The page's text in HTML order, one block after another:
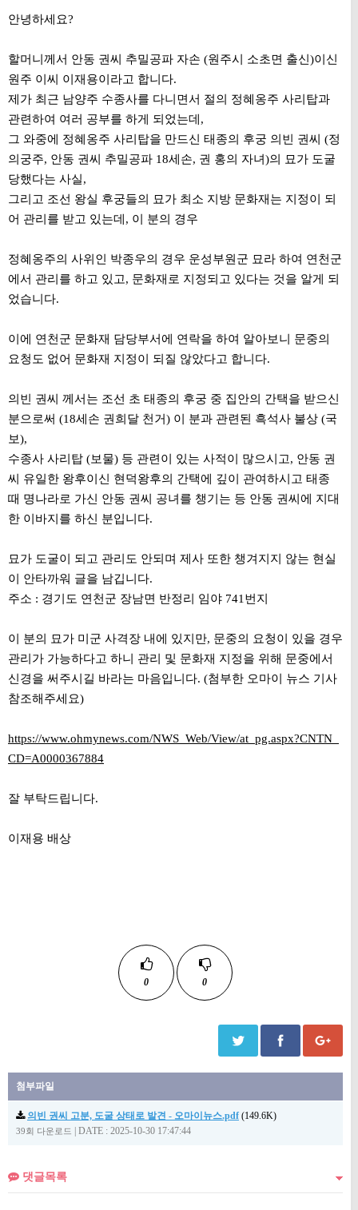
안녕하세요?
할머니께서 안동 권씨 추밀공파 자손 (원주시 소초면 출신)이신
원주 이씨 이재용이라고 합니다.
제가 최근 남양주 수종사를 다니면서 절의 정혜옹주 사리탑과
관련하여 여러 공부를 하게 되었는데,
그 와중에 정혜옹주 사리탑을 만드신 태종의 후궁 의빈 권씨 (정
의궁주, 안동 권씨 추밀공파 18세손, 권 홍의 자녀)의 묘가 도굴
당했다는 사실,
그리고 조선 왕실 후궁들의 묘가 최소 지방 문화재는 지정이 되
어 관리를 받고 있는데, 이 분의 경우
정혜옹주의 사위인 박종우의 경우 운성부원군 묘라 하여 연천군
에서 관리를 하고 있고, 문화재로 지정되고 있다는 것을 알게 되
었습니다.
이에 연천군 문화재 담당부서에 연락을 하여 알아보니 문중의
요청도 없어 문화재 지정이 되질 않았다고 합니다.
의빈 권씨 께서는 조선 초 태종의 후궁 중 집안의 간택을 받으신
분으로써 (18세손 권희달 천거) 이 분과 관련된 흑석사 불상 (국
보),
수종사 사리탑 (보물) 등 관련이 있는 사적이 많으시고, 안동 권
씨 유일한 왕후이신 현덕왕후의 간택에 깊이 관여하시고 태종
때 명나라로 가신 안동 권씨 공녀를 챙기는 등 안동 권씨에 지대
한 이바지를 하신 분입니다.
묘가 도굴이 되고 관리도 안되며 제사 또한 챙겨지지 않는 현실
이 안타까워 글을 남깁니다.
주소 : 경기도 연천군 장남면 반정리 임야 741번지
이 분의 묘가 미군 사격장 내에 있지만, 문중의 요청이 있을 경우
관리가 가능하다고 하니 관리 및 문화재 지정을 위해 문중에서
신경을 써주시길 바라는 마음입니다. (첨부한 오마이 뉴스 기사
참조해주세요)
https://www.ohmynews.com/NWS_Web/View/at_pg.aspx?CNTN_
CD=A0000367884
잘 부탁드립니다.
이재용 배상
0 0
첨부파일
의빈 권씨 고분, 도굴 상태로 발견 - 오마이뉴스.pdf (149.6K)
39회 다운로드 | DATE : 2025-10-30 17:47:44
댓글목록